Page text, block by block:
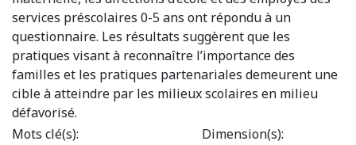
services préscolaires 0-5 ans ont répondu à un
questionnaire. Les résultats suggèrent que les
pratiques visant à reconnaître l’importance des
familles et les pratiques partenariales demeurent une
cible à atteindre par les milieux scolaires en milieu
défavorisé.
Mots clé(s):
Dimension(s):